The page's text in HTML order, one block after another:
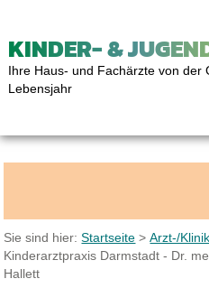
KINDER- &
Ihre Haus- und Fachärzte von der
Lebensjahr
Sie sind hier:Startseite >Arzt-/
Kinderarztpraxis Darmstadt - Dr.
Hallett